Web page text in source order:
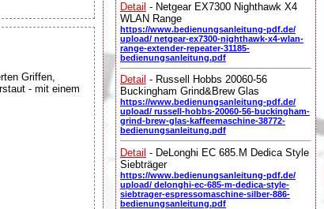
Griffen,
- mit einem
Detail - Netgear EX7300 Nighthawk X4
WLAN Range
https://www.bedienungsanleitung-pdf.de/
upload/ netgear-ex7300-nighthawk-x4-wlan-
range-extender-repeater-31185-
bedienungsanleitung.pdf
Detail - Russell Hobbs 20060-56
Buckingham Grind&Brew Glas
https://www.bedienungsanleitung-pdf.de/
upload/ russell-hobbs-20060-56-buckingham-
grind-brew-glas-kaffeemaschine-38772-
bedienungsanleitung.pdf
Detail - DeLonghi EC 685.M Dedica Style
Siebträger
https://www.bedienungsanleitung-pdf.de/
upload/ delonghi-ec-685-m-dedica-style-
siebtrager-espressomaschine-silber-886-
bedienungsanleitung.pdf